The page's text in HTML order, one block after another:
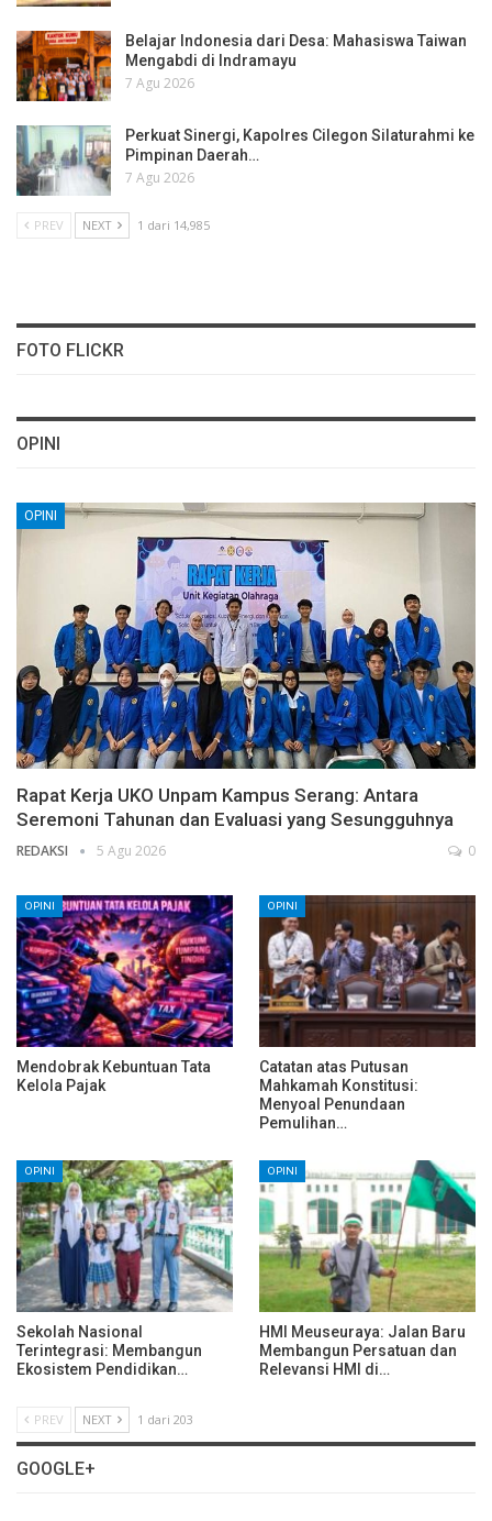
Belajar Indonesia dari Desa: Mahasiswa Taiwan
Mengabdi di Indramayu
7 Agu 2026
Perkuat Sinergi, Kapolres Cilegon Silaturahmi ke
Pimpinan Daerah…
7 Agu 2026
PREV NEXT 1 dari 14,985
FOTO FLICKR
OPINI
OPINI
Rapat Kerja UKO Unpam Kampus Serang: Antara
Seremoni Tahunan dan Evaluasi yang Sesungguhnya
REDAKSI 5 Agu 2026 0
OPINI
Mendobrak Kebuntuan Tata
Kelola Pajak
OPINI
Catatan atas Putusan
Mahkamah Konstitusi:
Menyoal Penundaan
Pemulihan…
OPINI
Sekolah Nasional
Terintegrasi: Membangun
Ekosistem Pendidikan…
OPINI
HMI Meuseuraya: Jalan Baru
Membangun Persatuan dan
Relevansi HMI di…
PREV NEXT 1 dari 203
GOOGLE+